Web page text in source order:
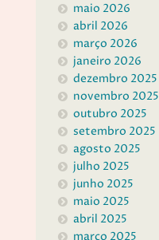
maio 2026
abril 2026
março 2026
janeiro 2026
dezembro 2025
novembro 2025
outubro 2025
setembro 2025
agosto 2025
julho 2025
junho 2025
maio 2025
abril 2025
março 2025